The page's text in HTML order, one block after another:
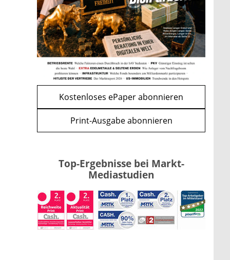
WEITERE ARTIKEL
zurückweiter
Förderung im Überblick –
Tabelle mit Kreditbeträgen und
Einkommensgrenzen
mehr
Kostenloses ePaper abonnieren
Print-Ausgabe abonnieren
Top-Ergebnisse bei Markt-
Mediastudien